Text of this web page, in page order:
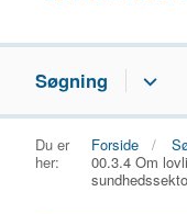
Søgning
Du er
her:
Forside
00.3.4 Om